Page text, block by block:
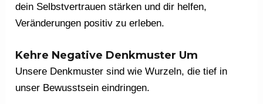
dein Selbstvertrauen stärken und dir helfen,
Veränderungen positiv zu erleben.
Kehre Negative Denkmuster Um
Unsere Denkmuster sind wie Wurzeln, die tief in
unser Bewusstsein eindringen.